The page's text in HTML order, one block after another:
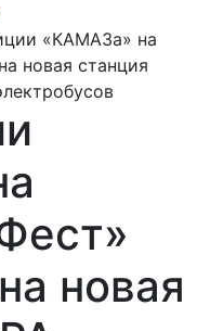
«КАМАЗа» на
новая станция
новая